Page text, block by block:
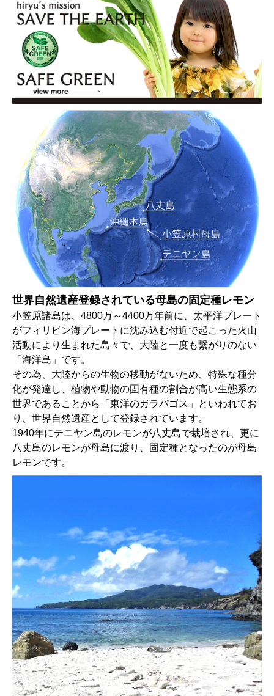
世界自然遺産登録されている母島の固定種レモン
小笠原諸島は、4800万～4400万年前に、太平洋プレート
がフィリピン海プレートに沈み込む付近で起こった火山
活動により生まれた島々で、大陸と一度も繋がりのない
「海洋島」です。
その為、大陸からの生物の移動がないため、特殊な種分
化が発達し、植物や動物の固有種の割合が高い生態系の
世界であることから「東洋のガラパゴス」といわれてお
り、世界自然遺産として登録されています。
1940年にテニヤン島のレモンが八丈島で栽培され、更に
八丈島のレモンが母島に渡り、固定種となったのが母島
レモンです。